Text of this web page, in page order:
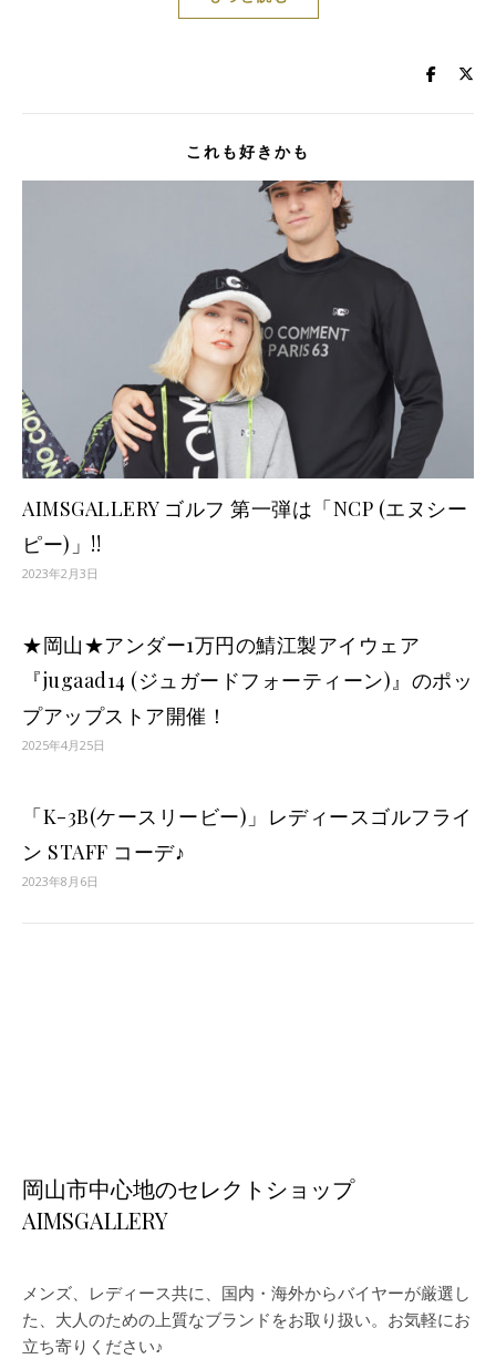
これも好きかも
AIMSGALLERY ゴルフ 第一弾は「NCP (エヌシー
ピー)」!!
2023年2月3日
★岡山★アンダー1万円の鯖江製アイウェア
『jugaad14 (ジュガードフォーティーン)』のポッ
プアップストア開催！
2025年4月25日
「K-3B(ケースリービー)」レディースゴルフライ
ン STAFF コーデ♪
2023年8月6日
岡山市中心地のセレクトショップ
AIMSGALLERY
メンズ、レディース共に、国内・海外からバイヤーが厳選し
た、大人のための上質なブランドをお取り扱い。お気軽にお
立ち寄りください♪